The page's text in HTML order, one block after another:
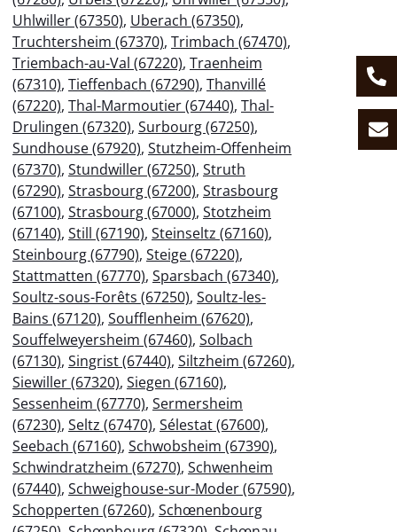
Uhlwiller (67350), Uberach (67350),
Truchtersheim (67370), Trimbach (67470),
Triembach-au-Val (67220), Traenheim
(67310), Tieffenbach (67290), Thanvillé
(67220), Thal-Marmoutier (67440), Thal-
Drulingen (67320), Surbourg (67250),
Sundhouse (67920), Stutzheim-Offenheim
(67370), Stundwiller (67250), Struth
(67290), Strasbourg (67200), Strasbourg
(67100), Strasbourg (67000), Stotzheim
(67140), Still (67190), Steinseltz (67160),
Steinbourg (67790), Steige (67220),
Stattmatten (67770), Sparsbach (67340),
Soultz-sous-Forêts (67250), Soultz-les-
Bains (67120), Soufflenheim (67620),
Souffelweyersheim (67460), Solbach
(67130), Singrist (67440), Siltzheim (67260),
Siewiller (67320), Siegen (67160),
Sessenheim (67770), Sermersheim
(67230), Seltz (67470), Sélestat (67600),
Seebach (67160), Schwobsheim (67390),
Schwindratzheim (67270), Schwenheim
(67440), Schweighouse-sur-Moder (67590),
Schopperten (67260), Schœnenbourg